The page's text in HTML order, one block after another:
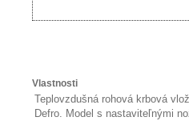
Vlastnosti
Teplovzdušná rohová krbová
Defro. Model s nastaviteľnými